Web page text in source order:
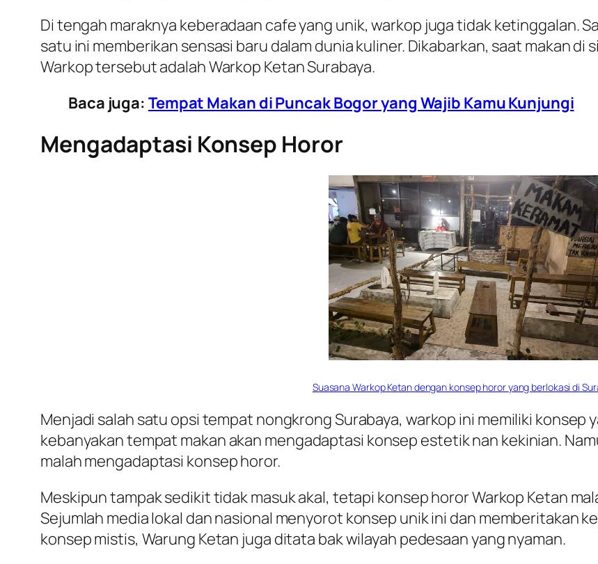
Di tengah maraknya keberadaan cafe yang unik, warkop juga tidak ketinggalan.
satu ini memberikan sensasi baru dalam dunia kuliner. Dikabarkan, saat makan
Warkop tersebut adalah Warkop Ketan Surabaya.
Baca juga: Tempat Makan di Puncak Bogor yang Wajib Kamu Kunjungi
Mengadaptasi Konsep Horor
Suasana Warkop Ketan dengan konsep horor yang berlokasi di
Menjadi salah satu opsi tempat nongkrong Surabaya, warkop ini memiliki konsep
kebanyakan tempat makan akan mengadaptasi konsep estetik nan kekinian.
malah mengadaptasi konsep horor.
Meskipun tampak sedikit tidak masuk akal, tetapi konsep horor Warkop Ketan
Sejumlah media lokal dan nasional menyorot konsep unik ini dan memberitakan
konsep mistis, Warung Ketan juga ditata bak wilayah pedesaan yang nyaman.